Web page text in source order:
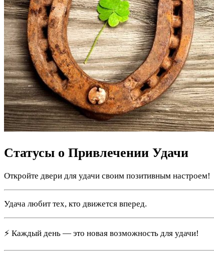
Статусы о Привлечении Удачи
Откройте двери для удачи своим позитивным настроем!
Удача любит тех, кто движется вперед.
⚡️ Каждый день — это новая возможность для удачи!